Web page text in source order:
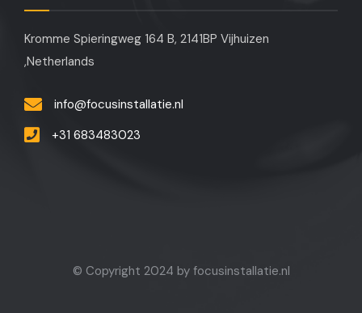
Kromme Spieringweg 164 B, 2141BP Vijhuizen
,Netherlands
info@focusinstallatie.nl
+31 683483023
© Copyright 2024 by focusinstallatie.nl